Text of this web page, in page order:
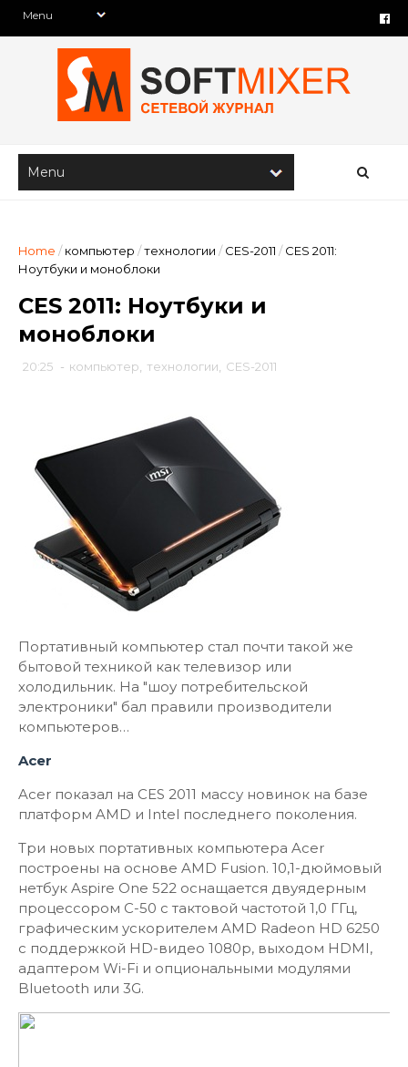
Home / компьютер /технологии / CES-2011 / CES 2011:
Ноутбуки и моноблоки
CES 2011: Ноутбуки и
моноблоки
20:25 - компьютер технологии CES-2011
Портативный компьютер стал почти такой же
бытовой техникой как телевизор или
холодильник. На "шоу потребительской
электроники" бал правили производители
компьютеров…
Acer
Acer показал на CES 2011 массу новинок на базе
платформ AMD и Intel последнего поколения.
Три новых портативных компьютера Acer
построены на основе AMD Fusion. 10,1-дюймовый
нетбук Aspire One 522 оснащается двуядерным
процессором C-50 c тактовой частотой 1,0 ГГц,
графическим ускорителем AMD Radeon HD 6250
с поддержкой HD-видео 1080p, выходом HDMI,
адаптером Wi-Fi и опциональными модулями
Bluetooth или 3G.